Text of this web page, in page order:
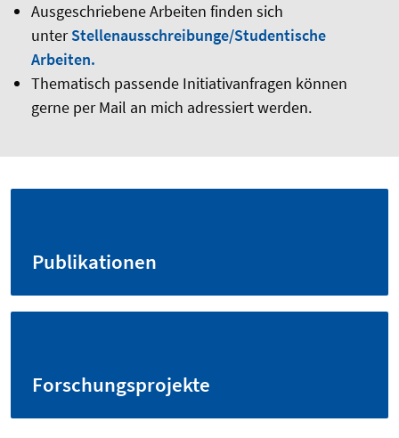
Ausgeschriebene Arbeiten finden sich
unterStellenausschreibunge/Studentische
Arbeiten.
Thematisch passende Initiativanfragen können
gerne per Mail an mich adressiert werden.
Publikationen
Forschungsprojekte